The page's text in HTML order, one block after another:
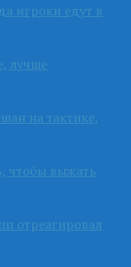
игроки едут в
лучше
на тактике,
чтобы выжать
отреагировал